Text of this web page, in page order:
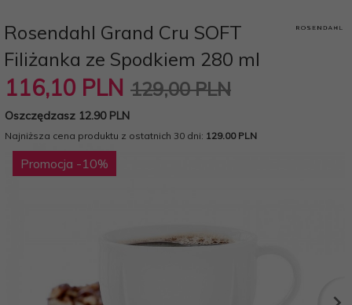
Rosendahl Grand Cru SOFT
Filiżanka ze Spodkiem 280 ml
116,10 PLN 129,00 PLN
Oszczędzasz 12.90 PLN
Najniższa cena produktu z ostatnich 30 dni: 129.00 PLN
Promocja -10%